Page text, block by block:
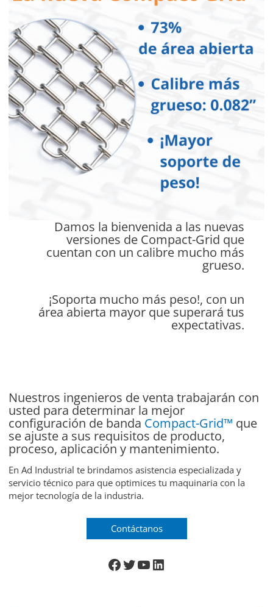
Damos la bienvenida a las nuevas
versiones de Compact-Grid que
cuentan con un calibre mucho más
grueso.
¡Soporta mucho más peso!, con un
área abierta mayor que superará tus
expectativas.
Nuestros ingenieros de venta trabajarán con
usted para determinar la mejor
configuración de banda Compact-Grid™ que
se ajuste a sus requisitos de producto,
proceso, aplicación y mantenimiento.
En Ad Industrial te brindamos asistencia especializada y
servicio técnico para que optimices tu maquinaria con la
mejor tecnología de la industria.
Contáctanos